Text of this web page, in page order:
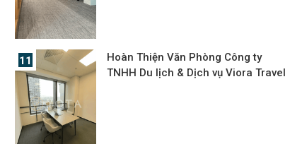
Hoàn Thiện Văn Phòng Công ty
TNHH Du lịch & Dịch vụ Viora Travel